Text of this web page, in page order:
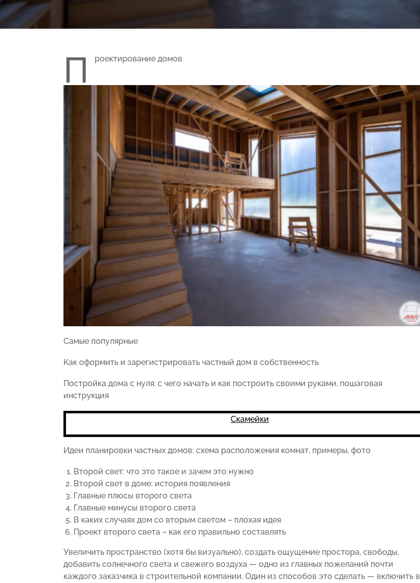
П роектирование домов
Самые популярные
Как оформить и зарегистрировать частный дом в собственность
Постройка дома с нуля: с чего начать и как построить своими руками, пошаговая
инструкция
Скамейки
Идеи планировки частных домов: схема расположения комнат, примеры, фото
Второй свет: что это такое и зачем это нужно
Второй свет в доме: история появления
Главные плюсы второго света
Главные минусы второго света
В каких случаях дом со вторым светом – плохая идея
Проект второго света – как его правильно составлять
Увеличить пространство (хотя бы визуально), создать ощущение простора, свободы,
добавить солнечного света и свежего воздуха — одно из главных пожеланий почти
каждого заказчика в строительной компании. Один из способов это сделать — включить в